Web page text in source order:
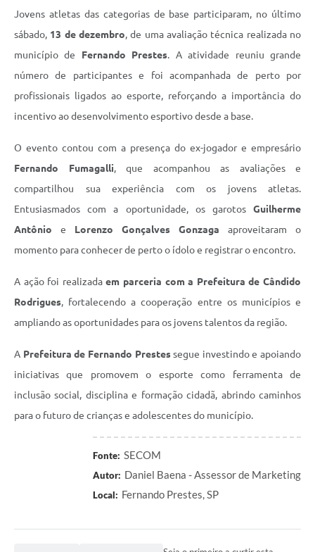
Jovens atletas das categorias de base participaram, no último
sábado, 13 de dezembro, de uma avaliação técnica realizada no
município de Fernando Prestes. A atividade reuniu grande
número de participantes e foi acompanhada de perto por
profissionais ligados ao esporte, reforçando a importância do
incentivo ao desenvolvimento esportivo desde a base.
O evento contou com a presença do ex-jogador e empresário
Fernando Fumagalli, que acompanhou as avaliações e
compartilhou sua experiência com os jovens atletas.
Entusiasmados com a oportunidade, os garotos Guilherme
Antônio e Lorenzo Gonçalves Gonzaga aproveitaram o
momento para conhecer de perto o ídolo e registrar o encontro.
A ação foi realizadaem parceria com a Prefeitura de Cândido
Rodrigues, fortalecendo a cooperação entre os municípios e
ampliando as oportunidades para os jovens talentos da região.
A Prefeitura de Fernando Prestessegue investindo e apoiando
iniciativas que promovem o esporte como ferramenta de
inclusão social, disciplina e formação cidadã, abrindo caminhos
para o futuro de crianças e adolescentes do município.
Fonte: SECOM
Autor: Daniel Baena - Assessor de Marketing
Local: Fernando Prestes, SP